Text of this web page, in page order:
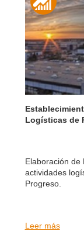
Logísticas de
Elaboración de
actividades
Progreso.
Leer más